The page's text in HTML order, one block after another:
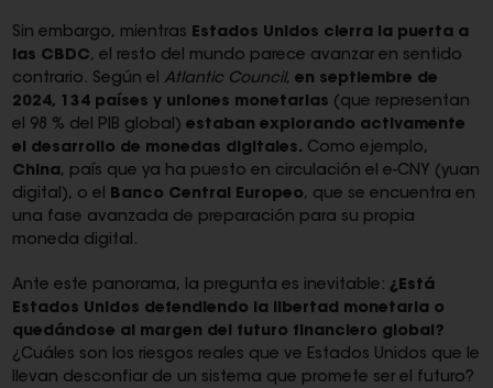
Sin embargo, mientras Estados Unidos cierra la puerta a
las CBDC, el resto del mundo parece avanzar en sentido
contrario. Según el Atlantic Council, en septiembre de
2024, 134 países y uniones monetarias (que representan
el 98 % del PIB global) estaban explorando activamente
el desarrollo de monedas digitales. Como ejemplo,
China, país que ya ha puesto en circulación el e-CNY (yuan
digital), o el Banco Central Europeo, que se encuentra en
una fase avanzada de preparación para su propia
moneda digital.
Ante este panorama, la pregunta es inevitable: ¿Está
Estados Unidos defendiendo la libertad monetaria o
quedándose al margen del futuro financiero global?
¿Cuáles son los riesgos reales que ve Estados Unidos que le
llevan desconfiar de un sistema que promete ser el futuro?